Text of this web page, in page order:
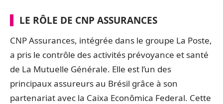
LE RÔLE DE CNP ASSURANCES
CNP Assurances, intégrée dans le groupe La Poste,
a pris le contrôle des activités prévoyance et santé
de La Mutuelle Générale. Elle est l’un des
principaux assureurs au Brésil grâce à son
partenariat avec la Caixa Econômica Federal. Cette